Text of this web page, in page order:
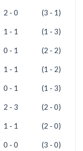
2 - 0 (3 - 1)
1 - 1 (1 - 3)
0 - 1 (2 - 2)
1 - 1 (1 - 2)
0 - 1 (1 - 3)
2 - 3 (2 - 0)
1 - 1 (2 - 0)
0 - 0 (3 - 0)